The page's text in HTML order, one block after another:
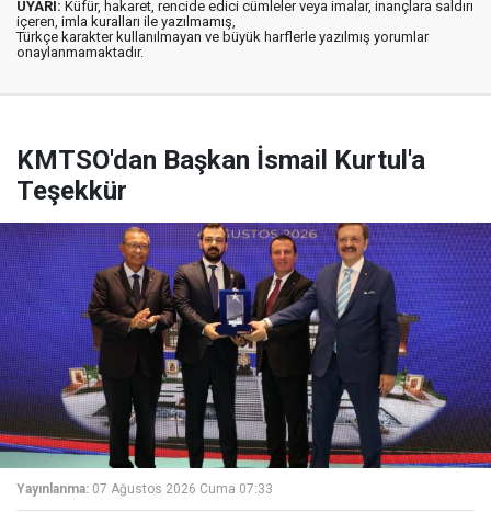
UYARI: Küfür, hakaret, rencide edici cümleler veya imalar, inançlara saldırı
içeren, imla kuralları ile yazılmamış,
Türkçe karakter kullanılmayan ve büyük harflerle yazılmış yorumlar
onaylanmamaktadır.
KMTSO'dan Başkan İsmail Kurtul'a
Teşekkür
Yayınlanma: 07 Ağustos 2026 Cuma 07:33